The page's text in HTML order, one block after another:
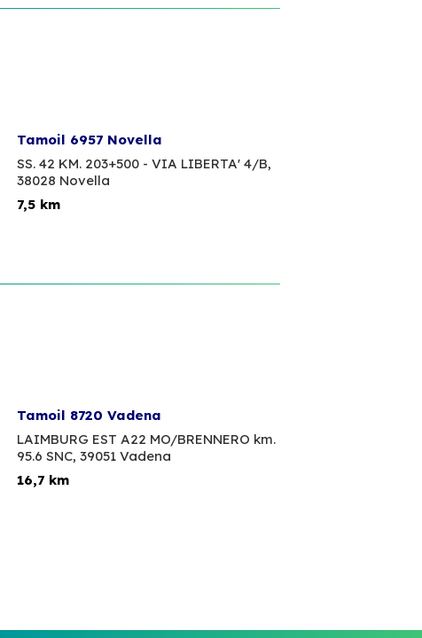
Tamoil 6957 Novella
SS. 42 KM. 203+500 - VIA LIBERTA' 4/B,
38028 Novella
7,5 km
Tamoil 8720 Vadena
LAIMBURG EST A22 MO/BRENNERO km.
95.6 SNC, 39051 Vadena
16,7 km